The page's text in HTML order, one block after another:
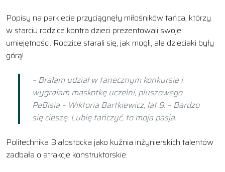
Popisy na parkiecie przyciągnęły miłośników tańca, którzy
w starciu rodzice kontra dzieci prezentowali swoje
umiejętności. Rodzice starali się, jak mogli, ale dzieciaki były
górą!
– Brałam udział w tanecznym konkursie i
wygrałam maskotkę uczelni, pluszowego
PeBisia – Wiktoria Bartkiewicz, lat 9. – Bardzo
się cieszę. Lubię tańczyć, to moja pasja.
Politechnika Białostocka jako kuźnia inżynierskich talentów
zadbała o atrakcje konstruktorskie.